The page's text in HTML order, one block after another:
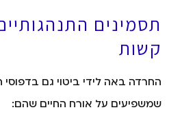
תסמינים
קשות
החרדה באה לידי ביטוי גם בדפוסי
שמשפיעים על אורח החיים שהם: